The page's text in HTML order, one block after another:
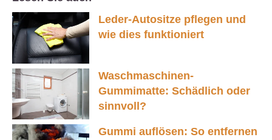
Leder-Autositze pflegen und
wie dies funktioniert
Waschmaschinen-
Gummimatte: Schädlich oder
sinnvoll?
Gummi auflösen: So entfernen